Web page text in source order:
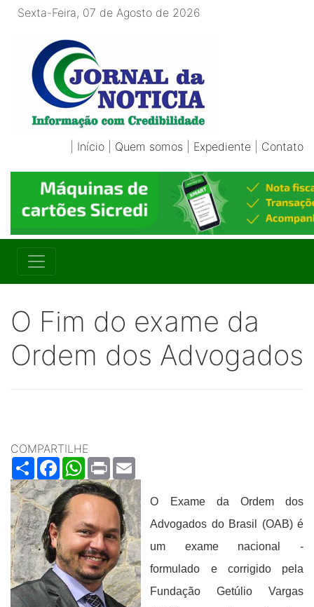
Sexta-Feira, 07 de Agosto de 2026
Início Quem somos Expediente Contato
O Fim do exame da
Ordem dos Advogados
COMPARTILHE
ShareFacebookWhatsApp
Print
O Exame da Ordem dos
Advogados do Brasil (OAB) é
um exame nacional -
formulado e corrigido pela
Fundação Getúlio Vargas